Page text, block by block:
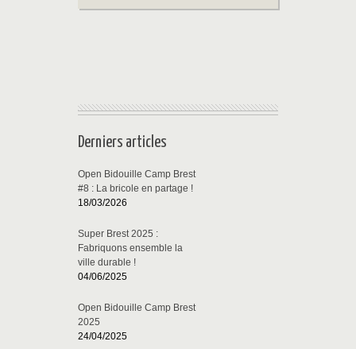
Derniers articles
Open Bidouille Camp Brest
#8 : La bricole en partage !
18/03/2026
Super Brest 2025 :
Fabriquons ensemble la
ville durable !
04/06/2025
Open Bidouille Camp Brest
2025
24/04/2025